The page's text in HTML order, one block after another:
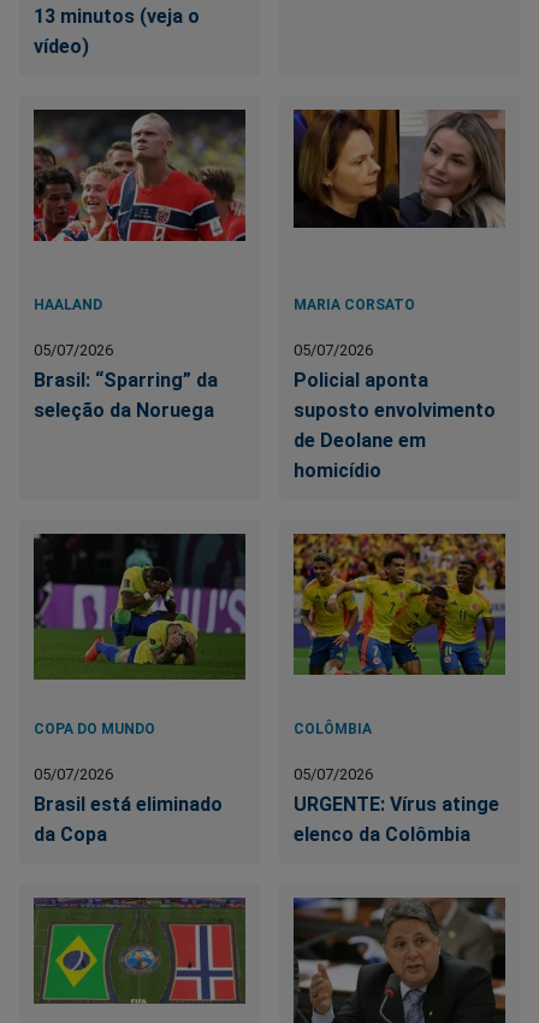
13 minutos (veja o
vídeo)
HAALAND
05/07/2026
Brasil: “Sparring” da
seleção da Noruega
MARIA CORSATO
05/07/2026
Policial aponta
suposto envolvimento
de Deolane em
homicídio
COPA DO MUNDO
05/07/2026
Brasil está eliminado
da Copa
COLÔMBIA
05/07/2026
URGENTE: Vírus atinge
elenco da Colômbia